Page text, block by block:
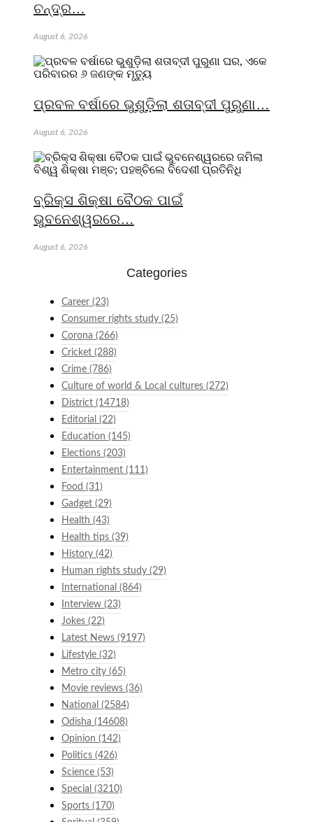
ଚନ୍ଦ୍ର…
August 6, 2026
ପ୍ରବଳ ବର୍ଷାରେ ଭୁଶୁଡ଼ିଲା ଶତାବ୍ଦୀ ପୁରୁଣା…
August 6, 2026
ବ୍ରିକ୍ସ ଶିକ୍ଷା ବୈଠକ ପାଇଁ
ଭୁବନେଶ୍ୱରରେ…
August 6, 2026
Categories
Career (23)
Consumer rights study (25)
Corona (266)
Cricket (288)
Crime (786)
Culture of world & Local cultures (272)
District (14718)
Editorial (22)
Education (145)
Elections (203)
Entertainment (111)
Food (31)
Gadget (29)
Health (43)
Health tips (39)
History (42)
Human rights study (29)
International (864)
Interview (23)
Jokes (22)
Latest News (9197)
Lifestyle (32)
Metro city (65)
Movie reviews (36)
National (2584)
Odisha (14608)
Opinion (142)
Politics (426)
Science (53)
Special (3210)
Sports (170)